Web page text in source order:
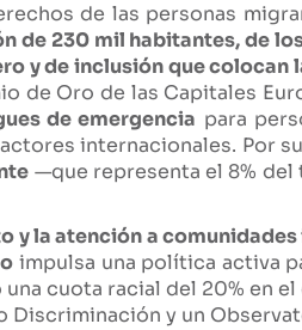
de las personas
de 230 mil habitantes, de
y de inclusión que
de Oro de las Capitales
de emergencia para
internacionales. Por
—que representa el 8%
y la atención a
impulsa una política activa
cuota racial del 20% en
Discriminación y un